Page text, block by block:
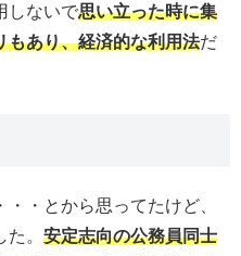
しないで思い立った時に集
もあり、経済的な利用法だ
・とから思ってたけど、
。 安定志向の公務員同士